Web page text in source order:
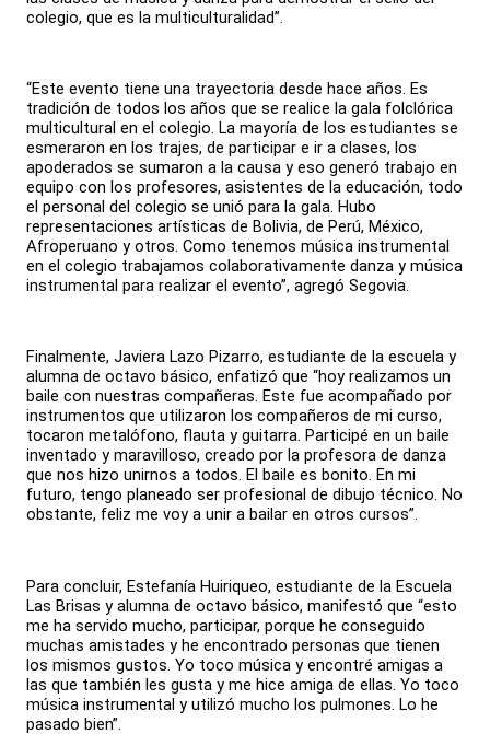
colegio, que es la multiculturalidad”.
“Este evento tiene una trayectoria desde hace años. Es
tradición de todos los años que se realice la gala folclórica
multicultural en el colegio. La mayoría de los estudiantes se
esmeraron en los trajes, de participar e ir a clases, los
apoderados se sumaron a la causa y eso generó trabajo en
equipo con los profesores, asistentes de la educación, todo
el personal del colegio se unió para la gala. Hubo
representaciones artísticas de Bolivia, de Perú, México,
Afroperuano y otros. Como tenemos música instrumental
en el colegio trabajamos colaborativamente danza y música
instrumental para realizar el evento”, agregó Segovia.
Finalmente, Javiera Lazo Pizarro, estudiante de la escuela y
alumna de octavo básico, enfatizó que “hoy realizamos un
baile con nuestras compañeras. Este fue acompañado por
instrumentos que utilizaron los compañeros de mi curso,
tocaron metalófono, flauta y guitarra. Participé en un baile
inventado y maravilloso, creado por la profesora de danza
que nos hizo unirnos a todos. El baile es bonito. En mi
futuro, tengo planeado ser profesional de dibujo técnico. No
obstante, feliz me voy a unir a bailar en otros cursos”.
Para concluir, Estefanía Huiriqueo, estudiante de la Escuela
Las Brisas y alumna de octavo básico, manifestó que “esto
me ha servido mucho, participar, porque he conseguido
muchas amistades y he encontrado personas que tienen
los mismos gustos. Yo toco música y encontré amigas a
las que también les gusta y me hice amiga de ellas. Yo toco
música instrumental y utilizó mucho los pulmones. Lo he
pasado bien”.